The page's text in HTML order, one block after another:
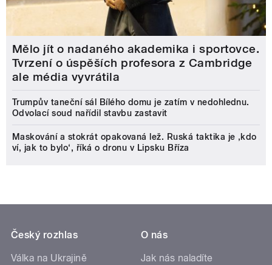
Mělo jít o nadaného akademika i sportovce.
Tvrzení o úspěších profesora z Cambridge
ale média vyvrátila
Trumpův taneční sál Bílého domu je zatím v nedohlednu.
Odvolací soud nařídil stavbu zastavit
Maskování a stokrát opakovaná lež. Ruská taktika je ‚kdo
ví, jak to bylo‘, říká o dronu v Lipsku Bříza
Český rozhlas
Válka na Ukrajině
O nás
Jak nás naladíte